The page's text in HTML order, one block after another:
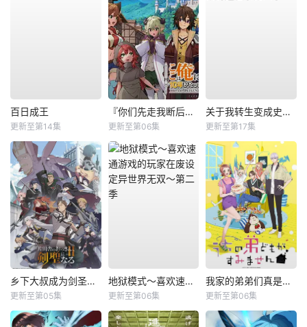
百日成王
更新至第14集
『你们先走我断后』，于是10年后我成为了传说
更新至第06集
关于我转生变成史莱姆这档事第四季
更新至第17集
乡下大叔成为剑圣第二季
更新至第05集
地狱模式～喜欢速通游戏的玩家在废设定异世界无双～第二季
更新至第06集
我家的弟弟们真是让您费心了
更新至第06集